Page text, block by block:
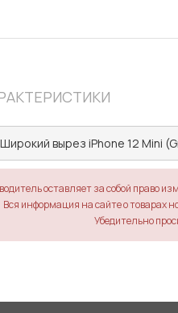
вырез iPhone 12 Mini
оставляет за собой право
Вся информация на сайте о товарах
Убедительно